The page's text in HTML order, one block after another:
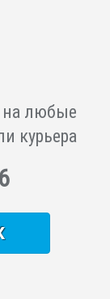
на любые
курьера